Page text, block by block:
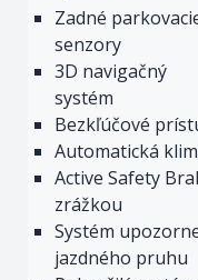
Zadné
senzory
3D navigačný
systém
Bezkľúčové
Automatická
Active Safety
zrážkou
Systém
jazdného pruhu